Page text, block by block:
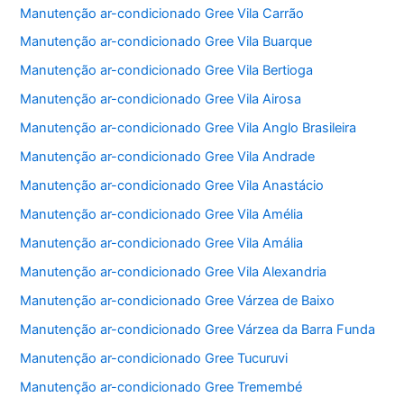
Manutenção ar-condicionado Gree Vila Carrão
Manutenção ar-condicionado Gree Vila Buarque
Manutenção ar-condicionado Gree Vila Bertioga
Manutenção ar-condicionado Gree Vila Airosa
Manutenção ar-condicionado Gree Vila Anglo Brasileira
Manutenção ar-condicionado Gree Vila Andrade
Manutenção ar-condicionado Gree Vila Anastácio
Manutenção ar-condicionado Gree Vila Amélia
Manutenção ar-condicionado Gree Vila Amália
Manutenção ar-condicionado Gree Vila Alexandria
Manutenção ar-condicionado Gree Várzea de Baixo
Manutenção ar-condicionado Gree Várzea da Barra Funda
Manutenção ar-condicionado Gree Tucuruvi
Manutenção ar-condicionado Gree Tremembé